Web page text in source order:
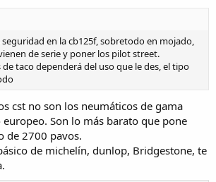
en la cb125f, sobretodo en mojado,
de serie y poner los pilot street.
de taco dependerá del uso que le des, el tipo
cst no son los neumáticos de gama
Son lo más barato que pone
de 2700 pavos.
de michelín, dunlop, Bridgestone, te